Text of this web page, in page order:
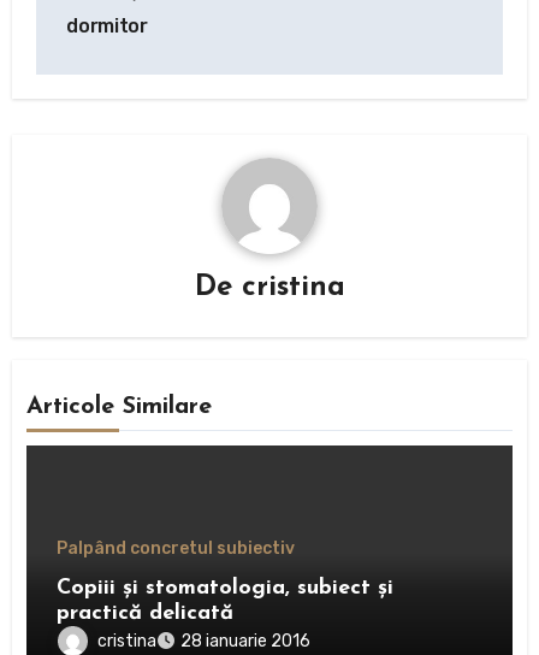
îndormitor
De cristina
Articole Similare
Palpând concretul subiectiv
Copiii și stomatologia, subiect și
practică delicată
cristina 28 ianuarie 2016